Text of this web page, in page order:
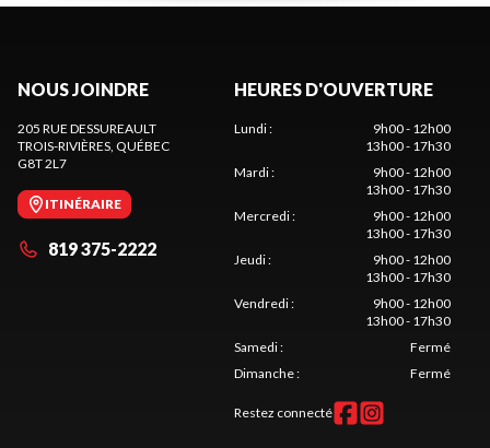
NOUS JOINDRE
205 RUE DESSUREAULT
TROIS-RIVIÈRES, QUÉBEC
G8T 2L7
ITINÉRAIRE
819 375-2222
HEURES D'OUVERTURE
Lundi:
9h00 - 12h00
13h00 - 17h30
Mardi:
9h00 - 12h00
13h00 - 17h30
Mercredi:
9h00 - 12h00
13h00 - 17h30
Jeudi:
9h00 - 12h00
13h00 - 17h30
Vendredi:
9h00 - 12h00
13h00 - 17h30
Samedi:
Fermé
Dimanche: Fermé
Restez connecté